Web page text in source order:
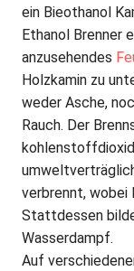
ein Bieothanol
Ethanol Brenner
anzusehendes
Holzkamin zu
weder Asche,
Rauch. Der
verbrennt, wobei
Stattdessen
Wasserdampf.
Auf